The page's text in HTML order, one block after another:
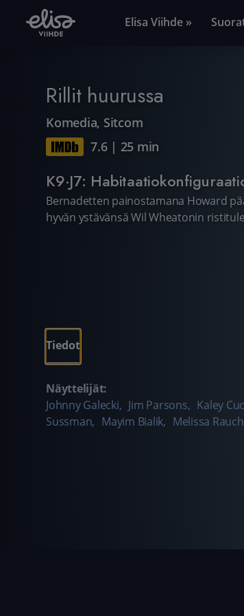
Elisa Viihde »
Rillit huurussa
Komedia, Sitcom
7.6| 25 min
K9·J7:
Bernadetten painostamana Howard
hyvän ystävänsä Wil Wheatonin
Tiedot
Näyttelijät:
Johnny Galecki, Jim Parsons, Kaley
Sussman, Mayim Bialik, Melissa Rauch